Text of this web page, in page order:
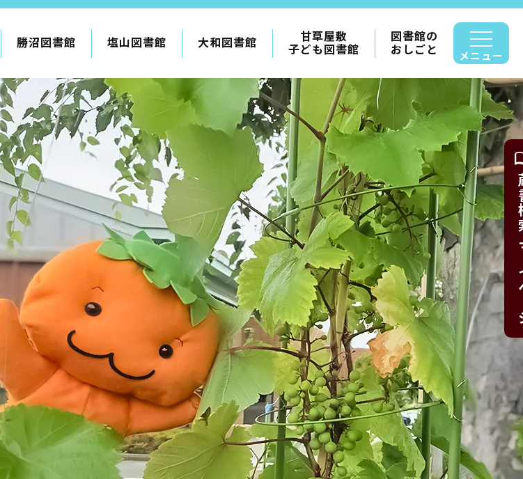
勝沼図書館 塩山図書館 大和図書館 甘草屋敷
子ども図書館
図書館の
おしごと メニュー
蔵
利用案内
申請書ダウンロード
インターネットサービス
蔵書検索・マイページ
こどもの 図書館
キャラクター
図書館
としょかん
のおしごと
おはなし 会
かい